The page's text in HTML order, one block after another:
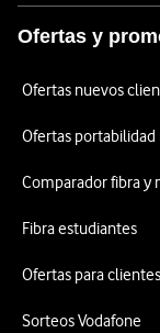
Ofertas y
Ofertas nuevos
Ofertas
Comparador fibra y
Fibra estudiantes
Ofertas para clientes
Sorteos Vodafone